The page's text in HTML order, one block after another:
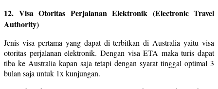
12. Visa Otoritas Perjalanan Elektronik (Electronic Travel
Authority)
Jenis visa pertama yang dapat di terbitkan di Australia yaitu visa
otoritas perjalanan elektronik. Dengan visa ETA maka turis dapat
tiba ke Australia kapan saja tetapi dengan syarat tinggal optimal 3
bulan saja untuk 1x kunjungan.